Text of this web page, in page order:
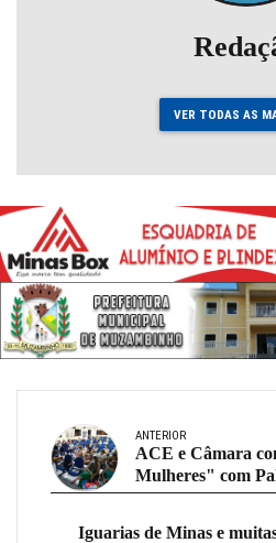
VER TODAS AS
ANTERIOR
ACE e Câmara
Mulheres" com
Iguarias de Minas e